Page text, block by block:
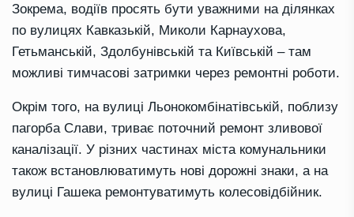
Зокрема, водіїв просять бути уважними на ділянках
по вулицях Кавказькій, Миколи Карнаухова,
Гетьманській, Здолбунівській та Київській – там
можливі тимчасові затримки через ремонтні роботи.
Окрім того, на вулиці Льонокомбінатівській, поблизу
пагорба Слави, триває поточний ремонт зливової
каналізації. У різних частинах міста комунальники
також встановлюватимуть нові дорожні знаки, а на
вулиці Гашека ремонтуватимуть колесовідбійник.